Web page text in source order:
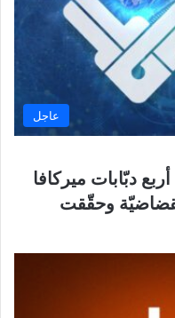
عاجل
دبّابات ميركافا
وحقّقت